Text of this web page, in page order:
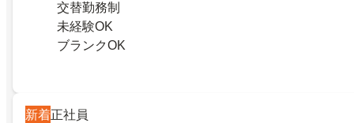
交替勤務制
未経験OK
ブランクOK
新着正社員